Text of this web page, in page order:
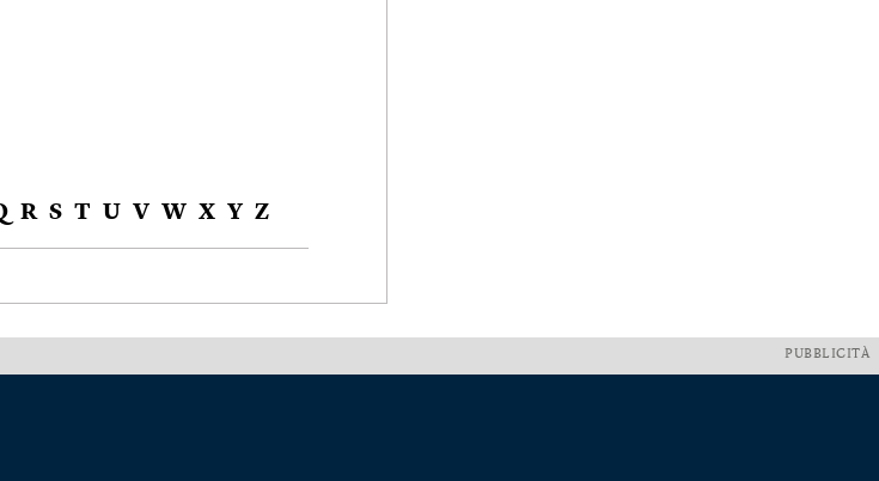
R S T U V W X Y Z
PUBBLICITÀ